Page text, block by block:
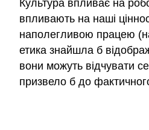
Культура впливає на
впливають на наші
наполегливою працею
етика знайшла б
вони можуть відчувати
призвело б до